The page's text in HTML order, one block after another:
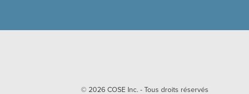
© 2026 COSE Inc.- Tous droits réservés